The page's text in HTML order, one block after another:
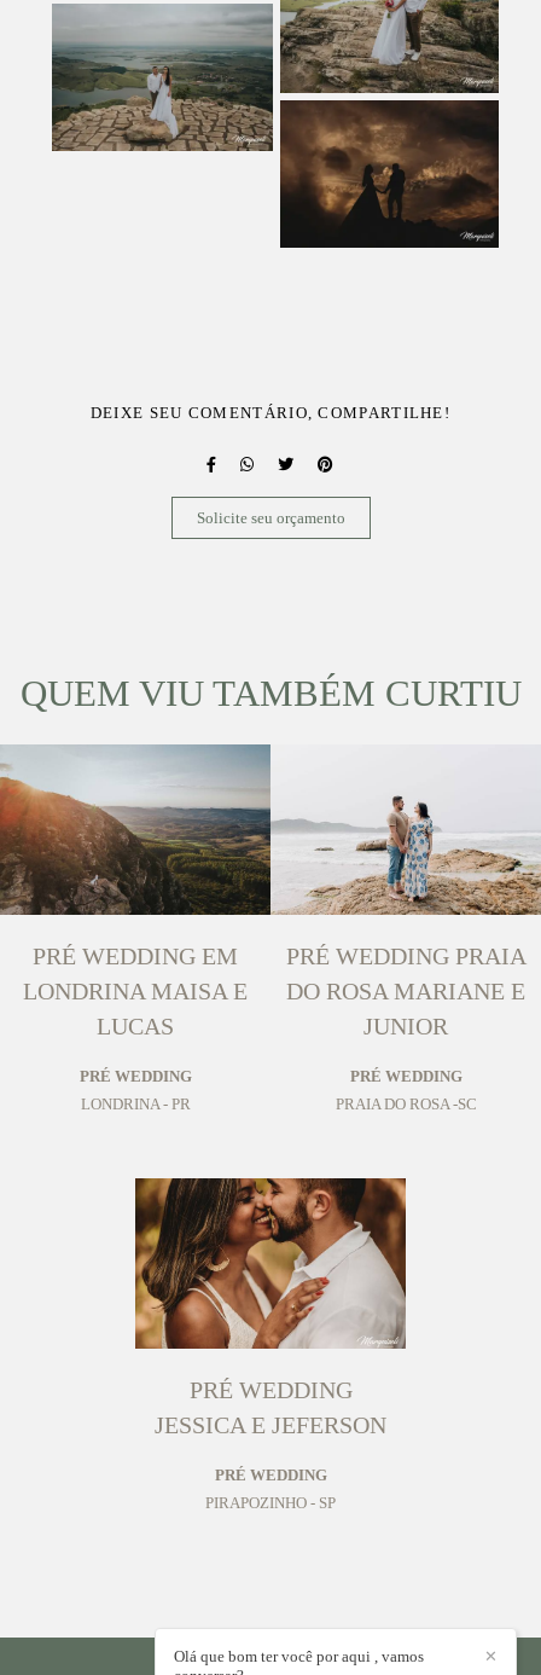
DEIXE SEU COMENTÁRIO, COMPARTILHE!
Solicite seu orçamento
QUEM VIU TAMBÉM CURTIU
PRÉ WEDDING EM
LONDRINA MAISA E
LUCAS
PRÉ WEDDING
LONDRINA - PR
PRÉ WEDDING PRAIA
DO ROSA MARIANE E
JUNIOR
PRÉ WEDDING
PRAIA DO ROSA -SC
PRÉ WEDDING
JESSICA E JEFERSON
PRÉ WEDDING
PIRAPOZINHO - SP
✕
Olá que bom ter você por aqui , vamos